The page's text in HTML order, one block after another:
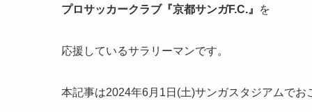
プロサッカークラブ『京都サンガF.C.』 を
応援しているサラリーマンです。
本記事は2024年6月1日(土)サンガスタジアムでお